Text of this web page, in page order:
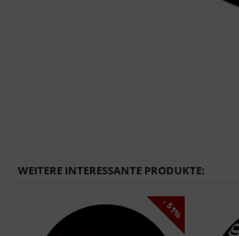
WEITERE INTERESSANTE PRODUKTE:
- 51%